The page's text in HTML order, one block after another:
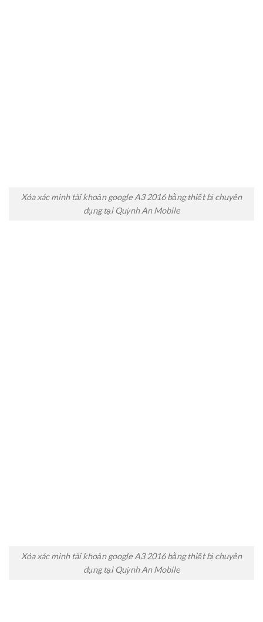
Xóa xác minh tài khoản google A3 2016 bằng thiết bị chuyên
dụng tại Quỳnh An Mobile
Xóa xác minh tài khoản google A3 2016 bằng thiết bị chuyên
dụng tại Quỳnh An Mobile